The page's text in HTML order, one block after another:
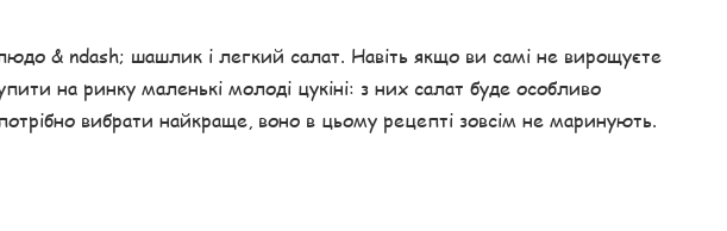
& ndash; шашлик і легкий салат. Навіть якщо ви самі не вирощуєте
на ринку маленькі молоді цукіні: з них салат буде особливо
вибрати найкраще, воно в цьому рецепті зовсім не маринують.